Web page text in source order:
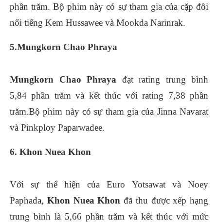
phần trăm. Bộ phim này có sự tham gia của cặp đôi
nổi tiếng Kem Hussawee và Mookda Narinrak.
5.Mungkorn Chao Phraya
Mungkorn Chao Phraya đạt rating trung bình
5,84 phần trăm và kết thúc với rating 7,38 phần
trăm.Bộ phim này có sự tham gia của Jinna Navarat
và Pinkploy Paparwadee.
6. Khon Nuea Khon
Với sự thể hiện của Euro Yotsawat và Noey
Paphada, Khon Nuea Khon đã thu được xếp hạng
trung bình là 5,66 phần trăm và kết thúc với mức